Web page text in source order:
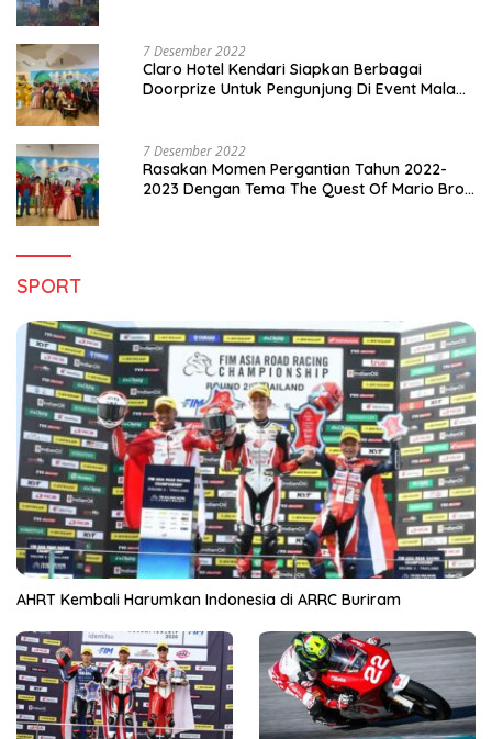
7 Desember 2022
Claro Hotel Kendari Siapkan Berbagai
Doorprize Untuk Pengunjung Di Event Malam
7 Desember 2022
Rasakan Momen Pergantian Tahun 2022-
2023 Dengan Tema The Quest Of Mario Bros
SPORT
AHRT Kembali Harumkan Indonesia di ARRC Buriram